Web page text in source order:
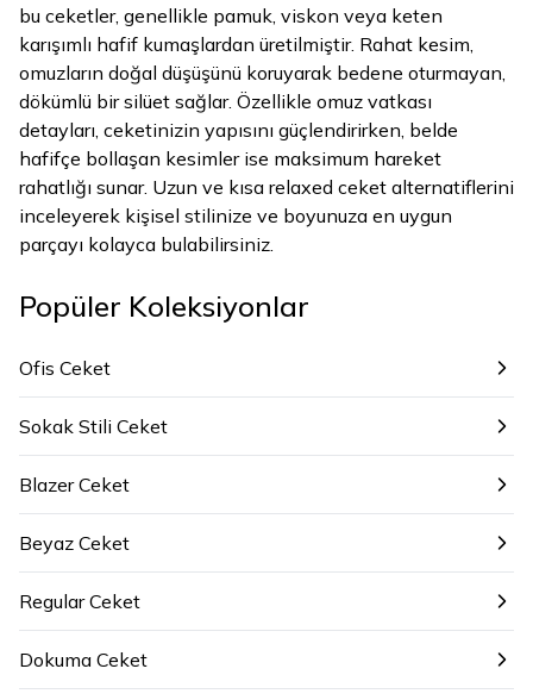
bu ceketler, genellikle pamuk, viskon veya keten
karışımlı hafif kumaşlardan üretilmiştir. Rahat kesim,
omuzların doğal düşüşünü koruyarak bedene oturmayan,
dökümlü bir silüet sağlar. Özellikle omuz vatkası
detayları, ceketinizin yapısını güçlendirirken, belde
hafifçe bollaşan kesimler ise maksimum hareket
rahatlığı sunar. Uzun ve kısa relaxed ceket alternatiflerini
inceleyerek kişisel stilinize ve boyunuza en uygun
parçayı kolayca bulabilirsiniz.
Popüler Koleksiyonlar
Ofis Ceket
Sokak Stili Ceket
Blazer Ceket
Beyaz Ceket
Regular Ceket
Dokuma Ceket